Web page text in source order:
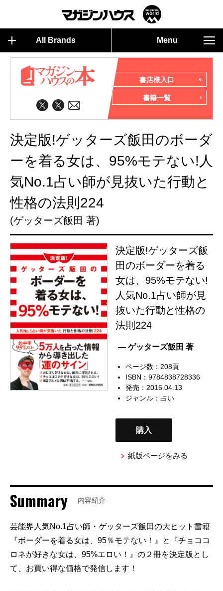
All Brands Menu
書店様入口
書籍一覧
決定版!ゲッターズ飯田のボーダ
ーを着る女は、95%モテない!人
気No.1占い師が見抜いた行動と
性格の法則224
(ゲッターズ飯田 著)
決定版!ゲッターズ飯
田のボーダーを着る
女は、95%モテない!
人気No.1占い師が見
抜いた行動と性格の
法則224
— ゲッターズ飯田 著
ページ数：208頁
ISBN：9784838728336
発売：2016.04.13
ジャンル：占い
購入
紙版ページをみる
Summary 内容紹介
芸能界人気No.1占い師・ゲッターズ飯田の大ヒット書籍
『ボーダーを着る女は、95％モテない！』と『チョココ
ロネが好きな女は、95%エロい！』の２冊を決定版とし
て、お買い得な価格で発信します！